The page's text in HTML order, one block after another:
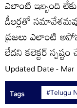
ఎలాంటి ఇబ్బంది
డీలర్లతో
ప్రజలు ఎలాంటి
లేదని కలెక్టర్‌
Updated Date -
Tags #Telugu